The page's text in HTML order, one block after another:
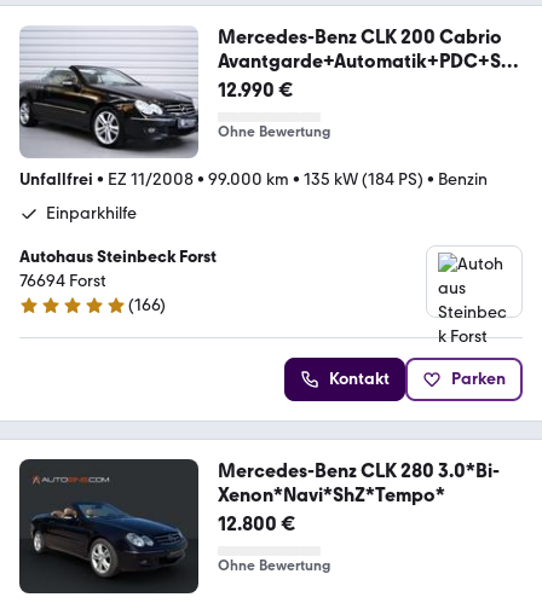
Mercedes-Benz CLK 200 Cabrio
Avantgarde+Automatik+PDC+SH
Z+Navi
12.990 €
Ohne Bewertung
Unfallfrei • EZ 11/2008• 99.000 km • 135 kW (184 PS) • Benzin
Einparkhilfe
Autohaus Steinbeck Forst
76694 Forst
4.8 Sterne
(166)
Kontakt Parken
Mercedes-Benz CLK 280 3.0*Bi-
Xenon*Navi*ShZ*Tempo*
12.800 €
Ohne Bewertung